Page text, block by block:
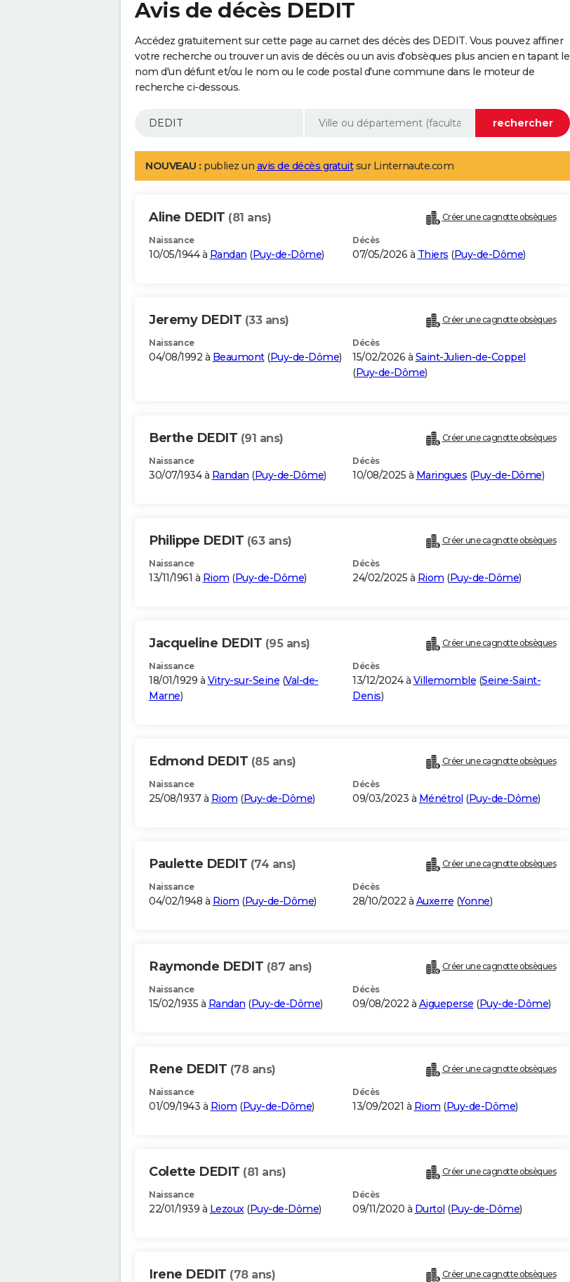
Avis de décès DEDIT
Accédez gratuitement sur cette page au carnet des décès des DEDIT. Vous pouvez affiner
votre recherche ou trouver un avis de décès ou un avis d'obsèques plus ancien en tapant le
nom d'un défunt et/ou le nom ou le code postal d'une commune dans le moteur de
recherche ci-dessous.
NOUVEAU : publiez un avis de décès gratuitsur Linternaute.com
Aline DEDIT (81 ans) Créer une cagnotte obsèques
Naissance
10/05/1944 à Randan (Puy-de-Dôme)
Décès
07/05/2026 à Thiers (Puy-de-Dôme)
Jeremy DEDIT (33 ans) Créer une cagnotte obsèques
Naissance
04/08/1992 à Beaumont(Puy-de-Dôme)
Décès
15/02/2026 à Saint-Julien-de-Coppel
(Puy-de-Dôme)
Berthe DEDIT (91 ans) Créer une cagnotte obsèques
Naissance
30/07/1934 à Randan (Puy-de-Dôme)
Décès
10/08/2025 à Maringues (Puy-de-Dôme)
Philippe DEDIT (63 ans) Créer une cagnotte obsèques
Naissance
13/11/1961 à Riom (Puy-de-Dôme)
Décès
24/02/2025 à Riom (Puy-de-Dôme)
Jacqueline DEDIT (95 ans) Créer une cagnotte obsèques
Naissance
18/01/1929 à Vitry-sur-Seine (Val-de-
Marne)
Décès
13/12/2024 à Villemomble (Seine-Saint-
Denis)
Edmond DEDIT (85 ans) Créer une cagnotte obsèques
Naissance
25/08/1937 à Riom (Puy-de-Dôme)
Décès
09/03/2023 à Ménétrol (Puy-de-Dôme)
Paulette DEDIT (74 ans) Créer une cagnotte obsèques
Naissance
04/02/1948 à Riom (Puy-de-Dôme)
Décès
28/10/2022 à Auxerre (Yonne)
Raymonde DEDIT (87 ans) Créer une cagnotte obsèques
Naissance
15/02/1935 à Randan (Puy-de-Dôme)
Décès
09/08/2022 à Aigueperse (Puy-de-Dôme)
Rene DEDIT (78 ans) Créer une cagnotte obsèques
Naissance
01/09/1943 à Riom (Puy-de-Dôme)
Décès
13/09/2021 à Riom (Puy-de-Dôme)
Colette DEDIT (81 ans) Créer une cagnotte obsèques
Naissance
22/01/1939 à Lezoux(Puy-de-Dôme)
Décès
09/11/2020 à Durtol (Puy-de-Dôme)
Irene DEDIT (78 ans) Créer une cagnotte obsèques